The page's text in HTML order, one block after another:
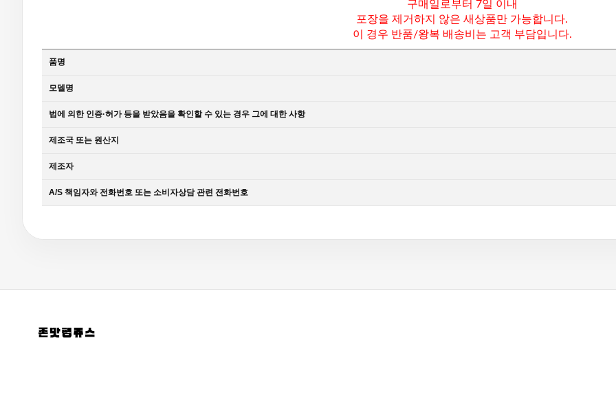
구매일로부터 7일 이내
포장을 제거하지 않은 새상품만 가능합니다.
이 경우 반품/왕복 배송비는 고객 부담입니다.
품명
모델명
법에 의한 인증·허가 등을 받았음을 확인할 수 있는 경우 그에 대한 사항
제조국 또는 원산지
제조자
A/S 책임자와 전화번호 또는 소비자상담 관련 전화번호